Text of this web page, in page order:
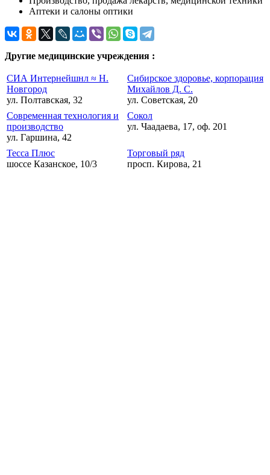
Аптеки и салоны оптики
Другие медицинские учреждения :
СИА Интернейшнл ≈ Н.
Новгород
ул. Полтавская, 32
Сибирское здоровье, корпорация
Михайлов Д. С.
ул. Советская, 20
Современная технология и
производство
ул. Гаршина, 42
Сокол
ул. Чаадаева, 17, оф. 201
Тесса Плюс
шоссе Казанское, 10/3
Торговый ряд
просп. Кирова, 21